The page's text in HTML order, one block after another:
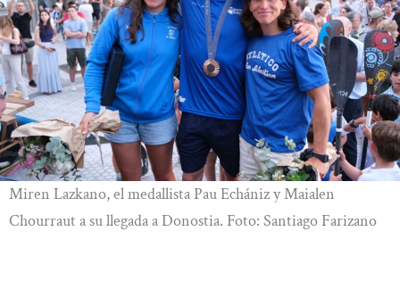
Miren Lazkano, el medallista Pau Echániz y Maialen
Chourraut a su llegada a Donostia. Foto: Santiago Farizano